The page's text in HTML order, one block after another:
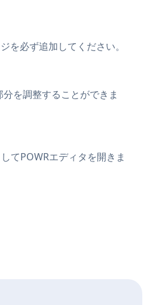
を必ず追加してください。
を調整することができま
てPOWRエディタを開きま